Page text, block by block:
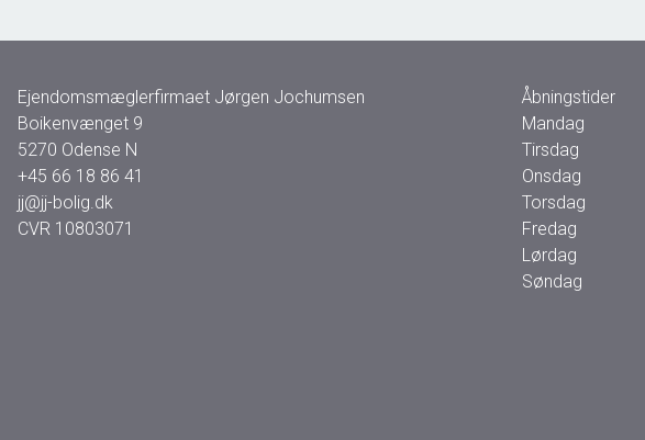
Ejendomsmæglerfirmaet Jørgen Jochumsen
Boikenvænget 9
5270 Odense N
+45 66 18 86 41
jj@jj-bolig.dk
CVR 10803071
Åbningstider
Mandag
Tirsdag
Onsdag
Torsdag
Fredag
Lørdag
Søndag